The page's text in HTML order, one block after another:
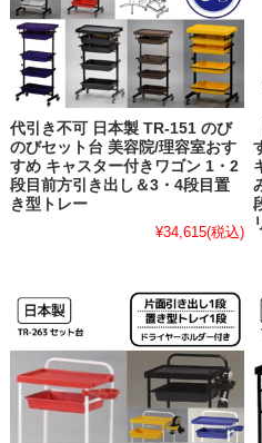
代引き不可 日本製 TR-151 のび
のびセット台 美容院/理容室おす
すめ キャスター付きワゴン 1・2
段目前方引き出し＆3・4段目置
き型トレー
¥34,615(税込)